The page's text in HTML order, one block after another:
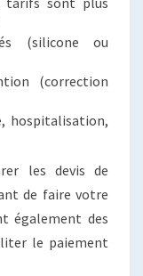
(silicone ou
(correction
hospitalisation,
les devis de
de faire votre
également des
le paiement